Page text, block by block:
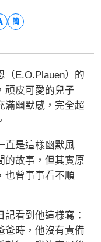
簡
E.O.Plauen）的
頑皮可愛的兒子
幽默感，完全超
是這樣幽默風
的故事，但其實原
也曾事事看不順
看到他這樣寫：
爸時，他沒有責備